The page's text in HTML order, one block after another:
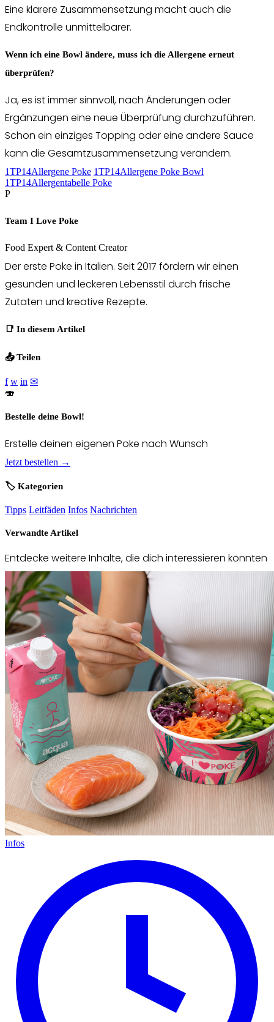
Eine klarere Zusammensetzung macht auch die
Endkontrolle unmittelbarer.
Wenn ich eine Bowl ändere, muss ich die Allergene erneut
überprüfen?
Ja, es ist immer sinnvoll, nach Änderungen oder
Ergänzungen eine neue Überprüfung durchzuführen.
Schon ein einziges Topping oder eine andere Sauce
kann die Gesamtzusammensetzung verändern.
1TP14Allergene Poke 1TP14Allergene Poke Bowl
1TP14Allergentabelle Poke
P
Team I Love Poke
Food Expert & Content Creator
Der erste Poke in Italien. Seit 2017 fördern wir einen
gesunden und leckeren Lebensstil durch frische
Zutaten und kreative Rezepte.
📑 In diesem Artikel
📤 Teilen
f w in ✉
🍣
Bestelle deine Bowl!
Erstelle deinen eigenen Poke nach Wunsch
Jetzt bestellen →
🏷️ Kategorien
Tipps Leitfäden Infos Nachrichten
Verwandte Artikel
Entdecke weitere Inhalte, die dich interessieren könnten
Infos